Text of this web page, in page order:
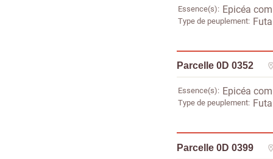
Essence(s) Epicéa
Type de peuplement
Parcelle 0D 0352
Essence(s) Epicéa
Type de peuplement
Parcelle 0D 0399